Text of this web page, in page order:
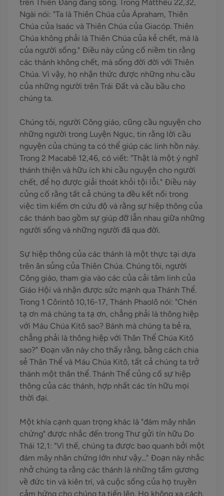
trên Thiên Đàng đang sống. Trong Mátthêu 22,32,
Ngài nói: "Ta là Thiên Chúa của Ápraham, Thiên
Chúa của Isaác và Thiên Chúa của Giacóp. Thiên
Chúa không phải là Thiên Chúa của kẻ chết, mà là
của người sống." Điều này củng cố niềm tin rằng
các thánh không chết, mà sống đời đời với Thiên
Chúa. Vì vậy, họ nhận thức được những nhu cầu
của những người trên Trái Đất và cầu bầu cho
chúng ta.
Chúng tôi, người Công giáo, cũng cầu nguyện cho
những người trong Luyện Ngục, tin rằng lời cầu
nguyện của chúng ta có thể giúp các linh hồn này.
Trong 2 Macabê 12,46, có viết: "Thật là một ý nghĩ
thánh thiện và hữu ích khi cầu nguyện cho người
chết, để họ được giải thoát khỏi tội lỗi." Điều này
củng cố rằng tất cả chúng ta đều kết nối trong
việc tìm kiếm ơn cứu độ và rằng sự hiệp thông của
các thánh bao gồm sự giúp đỡ lẫn nhau giữa những
người sống và những người đã qua đời.
Sự hiệp thông của các thánh là một thực tại dựa
trên ân sủng của Thiên Chúa. Chúng tôi, người
Công giáo, tham gia vào các của cải tâm linh của
Giáo Hội và nhận được sức mạnh qua Thánh Thể.
Trong 1 Côrintô 10,16-17, Thánh Phaolô nói: "Chén
tạ ơn mà chúng ta tạ ơn, chẳng phải là thông hiệp
với Máu Chúa Kitô sao? Bánh mà chúng ta bẻ ra,
chẳng phải là thông hiệp với Thân Thể Chúa Kitô
sao?" Đoạn văn này cho thấy rằng, bằng cách chia
sẻ Thân Thể và Máu Chúa Kitô, tất cả chúng ta trở
thành một thân thể. Thánh Thể củng cố sự hiệp
thông của các thánh, hợp nhất các tín hữu mọi
thời đại.
Một khía cạnh quan trọng khác là "đám mây nhân
chứng" được nhắc đến trong Thư gửi tín hữu Do
Thái 12,1: "Vì thế, chúng ta được bao quanh bởi một
đám mây nhân chứng lớn như vậy..." Đoạn này nhắc
nhở chúng ta rằng các thánh là những tấm gương
về đức tin và kiên trì, và cuộc sống của họ truyền
cảm hứng cho chúng ta tiến lên. Họ không xa cách,